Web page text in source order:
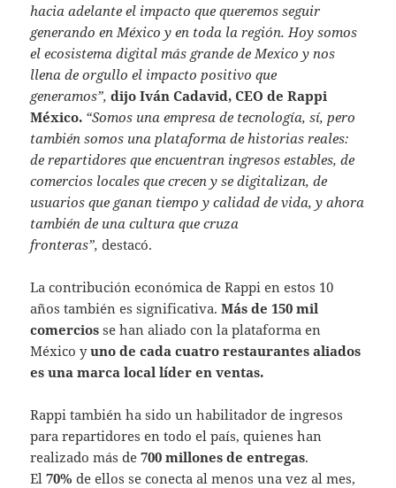
hacia adelante el impacto que queremos seguir
generando en México y en toda la región. Hoy somos
el ecosistema digital más grande de Mexico y nos
llena de orgullo el impacto positivo que
generamos”,dijo Iván Cadavid, CEO de Rappi
México. “Somos una empresa de tecnología, sí, pero
también somos una plataforma de historias reales:
de repartidores que encuentran ingresos estables, de
comercios locales que crecen y se digitalizan, de
usuarios que ganan tiempo y calidad de vida, y ahora
también de una cultura que cruza
fronteras”, destacó.
La contribución económica de Rappi en estos 10
años también es significativa.Más de 150 mil
comercios se han aliado con la plataforma en
México yuno de cada cuatro restaurantes aliados
es una marca local líder en ventas.
Rappi también ha sido un habilitador de ingresos
para repartidores en todo el país, quienes han
realizado más de700 millones de entregas.
El70% de ellos se conecta al menos una vez al mes,